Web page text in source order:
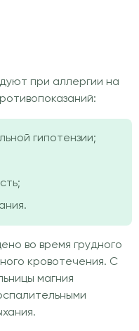
при аллергии на
гипотензии;
во время грудного
кровотечения. С
магния